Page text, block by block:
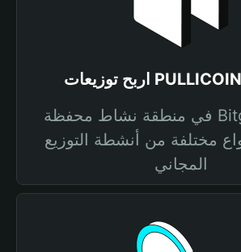
في منطقة نشاط محفظة Bitget Wallet،
مختلفة من أنشطة التوزيع
المجاني